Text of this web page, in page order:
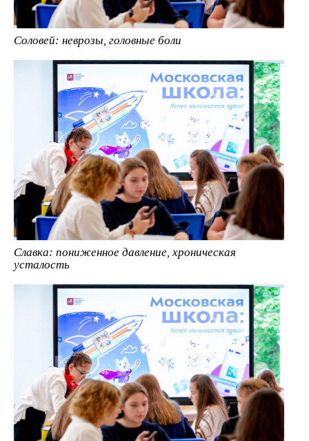
Соловей: неврозы, головные боли
Славка: пониженное давление, хроническая
усталость